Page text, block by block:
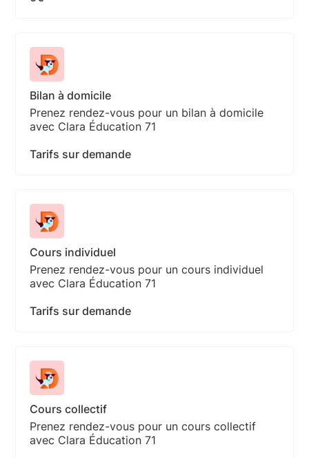
Bilan à domicile
Prenez rendez-vous pour un bilan à domicile
avec Clara Éducation 71
Tarifs sur demande
Cours individuel
Prenez rendez-vous pour un cours individuel
avec Clara Éducation 71
Tarifs sur demande
Cours collectif
Prenez rendez-vous pour un cours collectif
avec Clara Éducation 71